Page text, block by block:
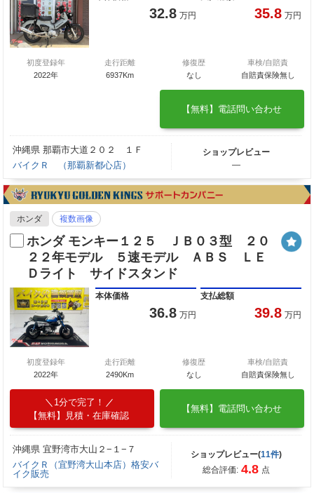
32.8 万円 35.8 万円
初度登録年
2022年
走行距離
6937Km
修復歴
なし
車検/自賠責
自賠責保険無し
【無料】電話問い合わせ
沖縄県 那覇市大道２０２ １Ｆ
バイクＲ （那覇新都心店）
ショップレビュー
―
ホンダ 複数画像
ホンダ モンキー１２５ ＪＢ０３型 ２０
２２年モデル ５速モデル ＡＢＳ ＬＥ
Ｄライト サイドスタンド
本体価格
36.8 万円
支払総額
39.8 万円
初度登録年
2022年
走行距離
2490Km
修復歴
なし
車検/自賠責
自賠責保険無し
1分で完了！
【無料】見積・在庫確認
【無料】電話問い合わせ
沖縄県 宜野湾市大山２−１−７
バイクＲ（宜野湾大山本店）格安バ
イク販売
ショップレビュー(11件)
総合評価: 4.8 点